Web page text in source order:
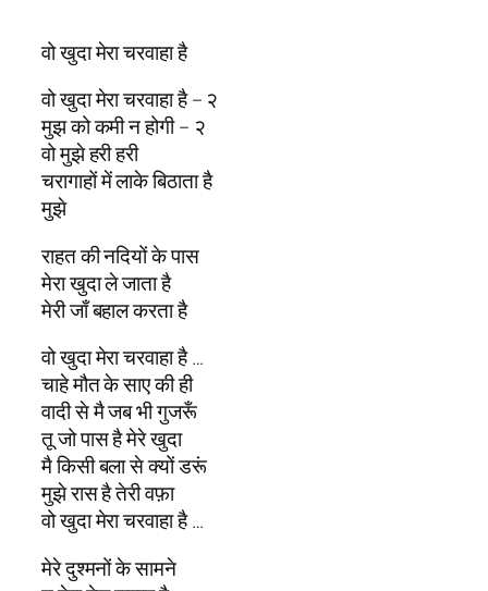
वो खुदा मेरा चरवाहा है
वो खुदा मेरा चरवाहा है – २
मुझ को कमी न होगी – २
वो मुझे हरी हरी
चरागाहों में लाके बिठाता है
मुझे
राहत की नदियों के पास
मेरा खुदा ले जाता है
मेरी जाँ बहाल करता है
वो खुदा मेरा चरवाहा है …
चाहे मौत के साए की ही
वादी से मै जब भी गुजरूँ
तू जो पास है मेरे खुदा
मै किसी बला से क्यों डरूं
मुझे रास है तेरी वफ़ा
वो खुदा मेरा चरवाहा है …
मेरे दुश्मनों के सामने